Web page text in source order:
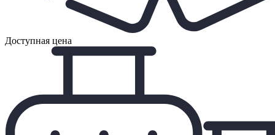
Доступная цена